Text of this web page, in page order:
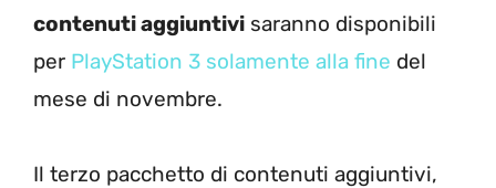
contenuti aggiuntivi saranno disponibili
per PlayStation 3 solamente alla fine del
mese di novembre.
Il terzo pacchetto di contenuti aggiuntivi,